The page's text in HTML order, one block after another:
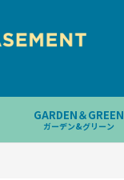
GARDEN＆GREEN
ガーデン&グリーン